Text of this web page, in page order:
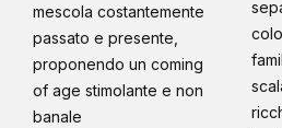
mescola costantemente
passato e presente,
proponendo un coming
of age stimolante e non
banale